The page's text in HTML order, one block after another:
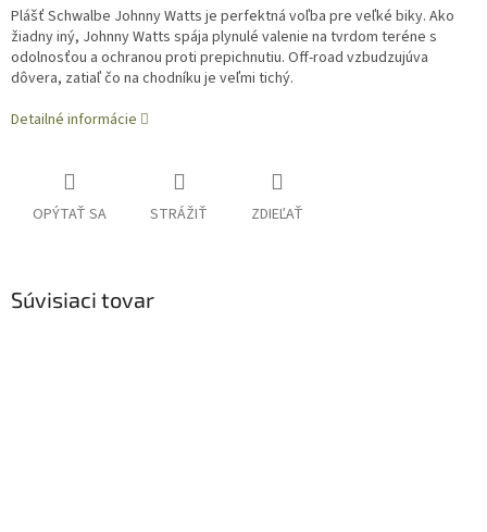
Plášť Schwalbe Johnny Watts je perfektná voľba pre veľké biky. Ako
žiadny iný, Johnny Watts spája plynulé valenie na tvrdom teréne s
odolnosťou a ochranou proti prepichnutiu. Off-road vzbudzujúva
dôvera, zatiaľ čo na chodníku je veľmi tichý.
Detailné informácie
OPÝTAŤ SA STRÁŽIŤ ZDIEĽAŤ
Súvisiaci tovar